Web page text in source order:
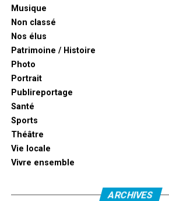
Musique
Non classé
Nos élus
Patrimoine / Histoire
Photo
Portrait
Publireportage
Santé
Sports
Théâtre
Vie locale
Vivre ensemble
ARCHIVES